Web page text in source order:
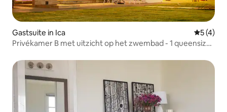
Gastsuite in Ica
5 (4)
Privékamer B met uitzicht op het zwembad - 1 queensize